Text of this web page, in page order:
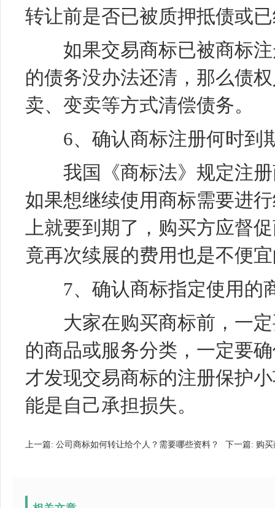
转让前是否已被质押抵债或
如果交易商标已被商标注
的债务没办法还清，那么债
卖、变卖等方式清偿债务。
6、确认商标注册何时到
我国《商标法》规定注册
如果想继续使用商标需要进
上就要到期了，购买方应督
竟再次续展的费用也是不便
7、确认商标指定使用的
大家在购买商标前，一定
的商品或服务分类，一定要
才发现交易商标的注册保护
能是自己承担损失。
上一篇: 公司商标如何转让给个人？需要哪些资料？ 下一篇: 购